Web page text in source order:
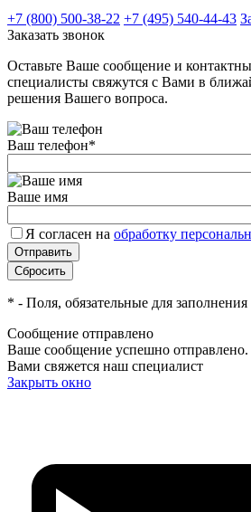
+7 (800) 500-38-22 +7 (495) 540-44-43
Заказать звонок
Оставьте Ваше сообщение и
специалисты свяжутся с Вами в
решения Вашего вопроса.
Ваш телефон*
Ваше имя
Я согласен на обработку
* - Поля, обязательные для заполнения
Сообщение отправлено
Ваше сообщение успешно
Вами свяжется наш специалист
Закрыть окно